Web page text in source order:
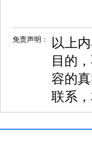
免责声明：
以上
目的
容的
联系